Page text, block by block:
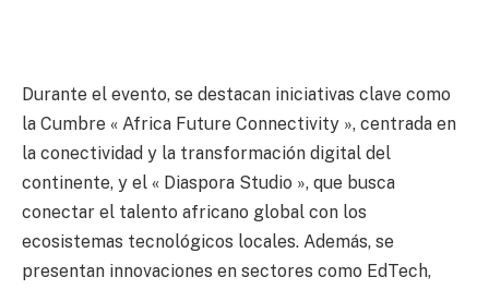
Durante el evento, se destacan iniciativas clave como
la Cumbre « Africa Future Connectivity », centrada en
la conectividad y la transformación digital del
continente, y el « Diaspora Studio », que busca
conectar el talento africano global con los
ecosistemas tecnológicos locales. Además, se
presentan innovaciones en sectores como EdTech,